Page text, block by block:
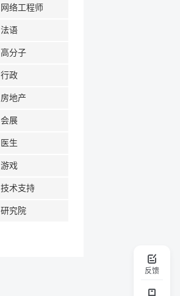
反馈
网络工程师
法语
高分子
行政
房地产
会展
医生
游戏
技术支持
研究院